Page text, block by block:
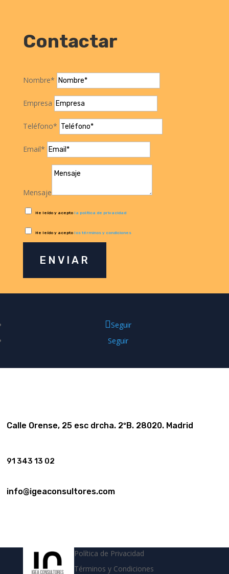
Contactar
Nombre*
Empresa
Teléfono*
Email*
Mensaje
He leído y acepto la política de privacidad
He leído y acepto los términos y condiciones
ENVIAR
Seguir
Seguir
Calle Orense, 25 esc drcha. 2ºB. 28020. Madrid
91 343 13 02
info@igeaconsultores.com
Política de Privacidad
Términos y Condiciones